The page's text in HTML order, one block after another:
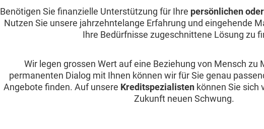
Benötigen Sie finanzielle Unterstützung für Ihre persönlichen
Nutzen Sie unsere jahrzehntelange Erfahrung und eingehende
Ihre Bedürfnisse zugeschnittene Lösung zu
Wir legen grossen Wert auf eine Beziehung von Mensch zu
permanenten Dialog mit Ihnen können wir für Sie genau
Angebote finden. Auf unsere Kreditspezialistenkönnen Sie sich
Zukunft neuen Schwung.